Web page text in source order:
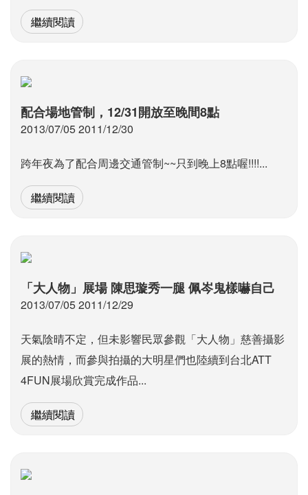
繼續閱讀
配合場地管制，12/31開放至晚間8點
2013/07/05 2011/12/30
跨年夜為了配合周邊交通管制~~只到晚上8點喔!!!!...
繼續閱讀
「大人物」展場 陳思璇秀一腿 佩岑鬼樣嚇自己
2013/07/05 2011/12/29
天氣陰晴不定，但未影響民眾參觀「大人物」慈善攝影
展的熱情，而參與拍攝的大明星們也陸續到台北ATT
4FUN展場欣賞完成作品...
繼續閱讀